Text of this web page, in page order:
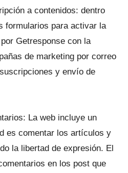
a contenidos: dentro
formularios para activar la
Getresponse con la
de marketing por correo
y envío de
La web incluye un
es comentar los artículos y
la libertad de expresión. El
en los post que